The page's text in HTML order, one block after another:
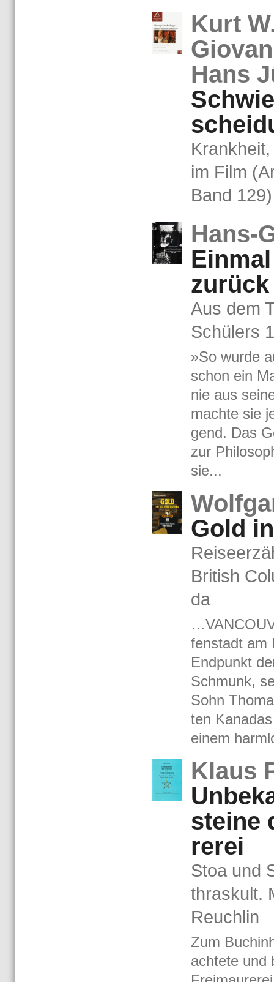
Kurt
Hans
im Film
Band 129)
Hans-​
zu­rück
Aus dem
Schü­lers
»So wurde
schon ein
nie aus
mach­te sie
gend. Das
zur
sie...
Gold
Bri­tish
da
fen­stadt am
End­punkt
Schmunk,
Sohn
ten
einem
Klaus
stei­ne
re­rei
Stoa und
thras­kult.
Reuch­lin
Zum
ach­te­te und